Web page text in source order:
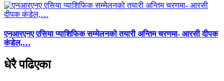
एनआरएनए एसिया प्याशिफिक सम्मेलनको तयारी अन्तिम चरणमा- आरसी दीपक
कंडेल,…
धेरै पढिएका